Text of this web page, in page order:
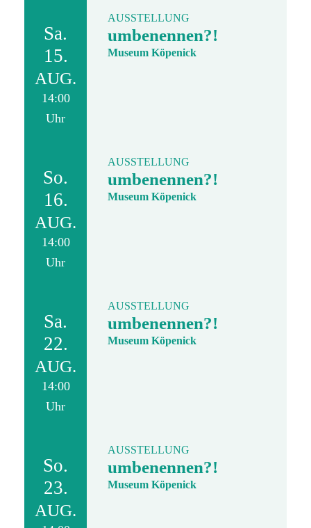
Sa.
15.
AUG.
14:00
Uhr
AUSSTELLUNG
umbenennen?!
Museum Köpenick
So.
16.
AUG.
14:00
Uhr
AUSSTELLUNG
umbenennen?!
Museum Köpenick
Sa.
22.
AUG.
14:00
Uhr
AUSSTELLUNG
umbenennen?!
Museum Köpenick
So.
23.
AUG.
AUSSTELLUNG
umbenennen?!
Museum Köpenick